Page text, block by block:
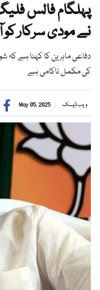
پہلگام فالس
نے مودی سرکار کو
دفاعی ماہرین کا کہنا ہے کہ
کی مکمل ناکامی ہے
ویب ڈیسک May 05, 2025